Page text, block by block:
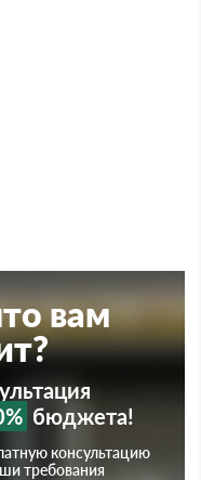
вам
бюджета!
консультацию
требования